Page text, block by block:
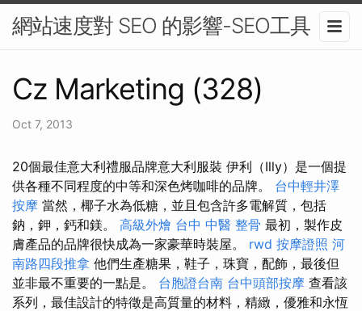
網站速度對 SEO 的影響-SEO工具
Cz Marketing (328)
Oct 7, 2013
20個最佳意大利禮服品牌意大利服裝 伊利（Illy）是一個提
供各種不同程度的中等和深色烤咖啡的品牌。 台中輕井澤
按摩 當然，椰子水為低糖，並且包含許多電解質，包括
鈉，鉀，鈣和鎂。 高級外燴 台中 中醫 整骨 最初，製作皮
膚產品的品牌很快成為一家豪華時裝屋。 rwd 按摩證照 河
南路四段推拿 他們生產糖果，鞋子，珠寶，配飾，最後但
並非最不重要的一點是。 台胞證台南 台中頭部按摩 查看該
系列，最佳設計的特徵是高質量的材料，精緻，優雅和永恆